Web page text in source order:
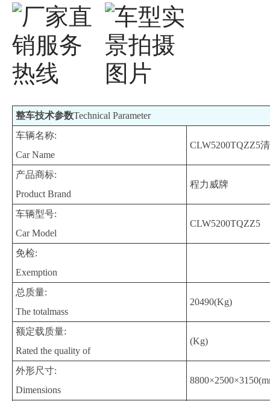
整车技术参数Technical Parameter
车辆名称:
Car Name
CLW5200TQZZ5
产品商标:
Product Brand
程力威牌
车辆型号:
Car Model
CLW5200TQZZ5
免检:
Exemption
总质量:
The totalmass
20490(Kg)
额定载质量:
Rated the quality of
(Kg)
外形尺寸:
Dimensions